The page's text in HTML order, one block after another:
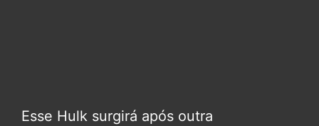
Esse Hulk surgirá após outra